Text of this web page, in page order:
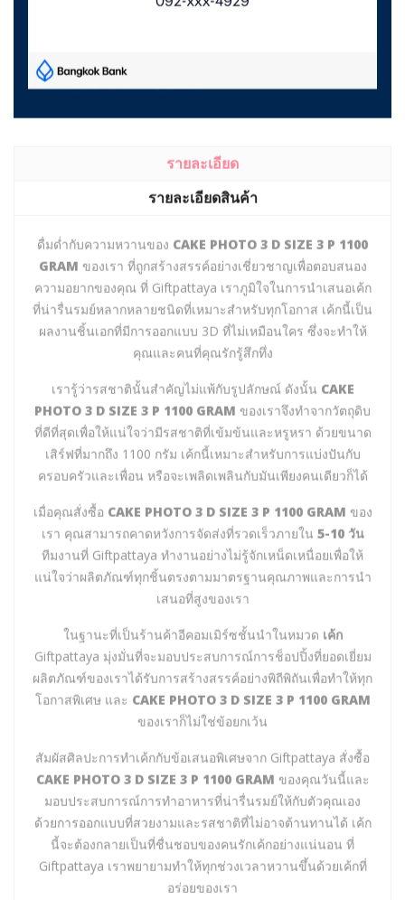
รายละเอียด
รายละเอียดสินค้า
ดื่มด่ำกับความหวานของ CAKE PHOTO 3 D SIZE 3 P 1100
GRAM ของเรา ที่ถูกสร้างสรรค์อย่างเชี่ยวชาญเพื่อตอบสนอง
ความอยากของคุณ ที่ Giftpattaya เราภูมิใจในการนำเสนอเค้ก
ที่น่ารื่นรมย์หลากหลายชนิดที่เหมาะสำหรับทุกโอกาส เค้กนี้เป็น
ผลงานชิ้นเอกที่มีการออกแบบ 3D ที่ไม่เหมือนใคร ซึ่งจะทำให้
คุณและคนที่คุณรักรู้สึกทึ่ง
เรารู้ว่ารสชาตินั้นสำคัญไม่แพ้กับรูปลักษณ์ ดังนั้น CAKE
PHOTO 3 D SIZE 3 P 1100 GRAM ของเราจึงทำจากวัตถุดิบ
ที่ดีที่สุดเพื่อให้แน่ใจว่ามีรสชาติที่เข้มข้นและหรูหรา ด้วยขนาด
เสิร์ฟที่มากถึง 1100 กรัม เค้กนี้เหมาะสำหรับการแบ่งปันกับ
ครอบครัวและเพื่อน หรือจะเพลิดเพลินกับมันเพียงคนเดียวก็ได้
เมื่อคุณสั่งซื้อ CAKE PHOTO 3 D SIZE 3 P 1100 GRAM ของ
เรา คุณสามารถคาดหวังการจัดส่งที่รวดเร็วภายใน 5-10 วัน
ทีมงานที่ Giftpattaya ทำงานอย่างไม่รู้จักเหน็ดเหนื่อยเพื่อให้
แน่ใจว่าผลิตภัณฑ์ทุกชิ้นตรงตามมาตรฐานคุณภาพและการนำ
เสนอที่สูงของเรา
ในฐานะที่เป็นร้านค้าอีคอมเมิร์ซชั้นนำในหมวด เค้ก
Giftpattaya มุ่งมั่นที่จะมอบประสบการณ์การช็อปปิ้งที่ยอดเยี่ยม
ผลิตภัณฑ์ของเราได้รับการสร้างสรรค์อย่างพิถีพิถันเพื่อทำให้ทุก
โอกาสพิเศษ และ CAKE PHOTO 3 D SIZE 3 P 1100 GRAM
ของเราก็ไม่ใช่ข้อยกเว้น
สัมผัสศิลปะการทำเค้กกับข้อเสนอพิเศษจาก Giftpattaya สั่งซื้อ
CAKE PHOTO 3 D SIZE 3 P 1100 GRAM ของคุณวันนี้และ
มอบประสบการณ์การทำอาหารที่น่ารื่นรมย์ให้กับตัวคุณเอง
ด้วยการออกแบบที่สวยงามและรสชาติที่ไม่อาจต้านทานได้ เค้ก
นี้จะต้องกลายเป็นที่ชื่นชอบของคนรักเค้กอย่างแน่นอน ที่
Giftpattaya เราพยายามทำให้ทุกช่วงเวลาหวานขึ้นด้วยเค้กที่
อร่อยของเรา